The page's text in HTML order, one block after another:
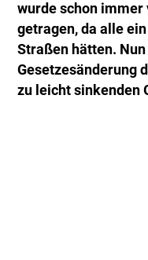
wurde schon
getragen, da alle
Straßen hätten.
Gesetzesänderung
zu leicht sinkenden